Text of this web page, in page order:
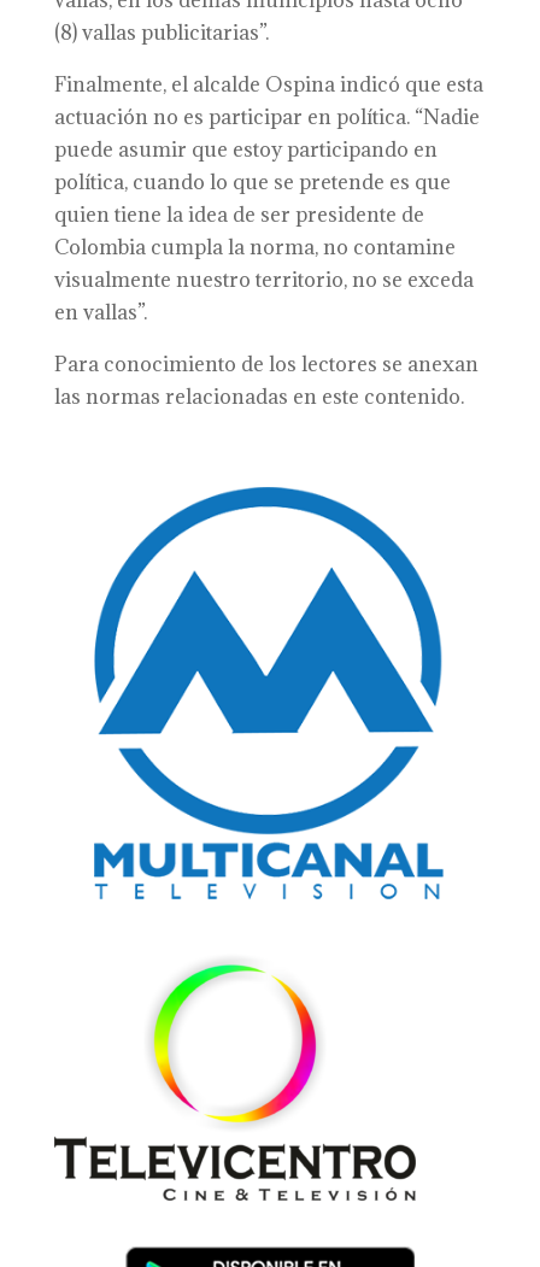
(8) vallas publicitarias”.
Finalmente, el alcalde Ospina indicó que esta
actuación no es participar en política. “Nadie
puede asumir que estoy participando en
política, cuando lo que se pretende es que
quien tiene la idea de ser presidente de
Colombia cumpla la norma, no contamine
visualmente nuestro territorio, no se exceda
en vallas”.
Para conocimiento de los lectores se anexan
las normas relacionadas en este contenido.